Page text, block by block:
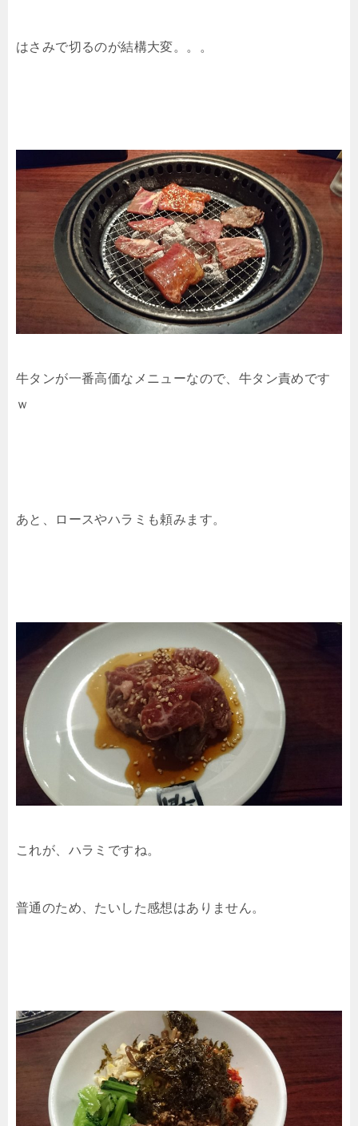
はさみで切るのが結構大変。。。
牛タンが一番高価なメニューなので、牛タン責めです
ｗ
あと、ロースやハラミも頼みます。
これが、ハラミですね。
普通のため、たいした感想はありません。